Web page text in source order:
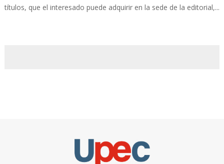
títulos, que el interesado puede adquirir en la sede de la editorial,...